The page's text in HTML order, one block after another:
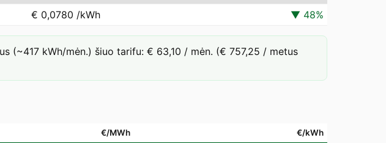
€ 0,0780 /kWh ▼ 48%
(~417 kWh/mėn.) šiuo tarifu: € 63,10 / mėn. (€ 757,25 / metus
€/MWh €/kWh